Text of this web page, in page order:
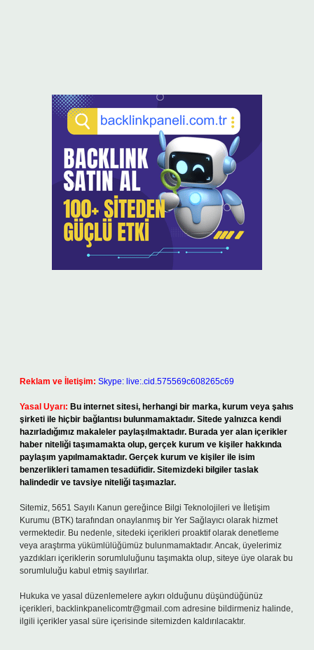
Reklam ve İletişim: Skype: live:.cid.575569c608265c69
Yasal Uyarı: Bu internet sitesi, herhangi bir marka, kurum veya şahıs
şirketi ile hiçbir bağlantısı bulunmamaktadır. Sitede yalnızca kendi
hazırladığımız makaleler paylaşılmaktadır. Burada yer alan içerikler
haber niteliği taşımamakta olup, gerçek kurum ve kişiler hakkında
paylaşım yapılmamaktadır. Gerçek kurum ve kişiler ile isim
benzerlikleri tamamen tesadüfidir. Sitemizdeki bilgiler taslak
halindedir ve tavsiye niteliği taşımazlar.
Sitemiz, 5651 Sayılı Kanun gereğince Bilgi Teknolojileri ve İletişim
Kurumu (BTK) tarafından onaylanmış bir Yer Sağlayıcı olarak hizmet
vermektedir. Bu nedenle, sitedeki içerikleri proaktif olarak denetleme
veya araştırma yükümlülüğümüz bulunmamaktadır. Ancak, üyelerimiz
yazdıkları içeriklerin sorumluluğunu taşımakta olup, siteye üye olarak bu
sorumluluğu kabul etmiş sayılırlar.
Hukuka ve yasal düzenlemelere aykırı olduğunu düşündüğünüz
içerikleri, backlinkpanelicomtr@gmail.com adresine bildirmeniz halinde,
ilgili içerikler yasal süre içerisinde sitemizden kaldırılacaktır.